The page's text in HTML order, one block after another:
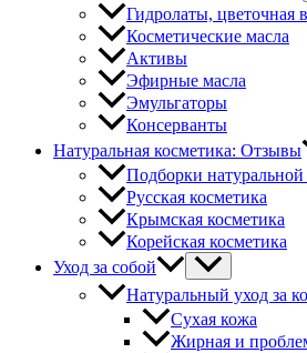
Гидролаты, цветочная
Косметические масла
Активы
Эфирные масла
Эмульгаторы
Консерванты
Натуральная косметика: Отзывы
Подборки натуральной
Русская косметика
Крымская косметика
Корейская косметика
Уход за собой
Натуральный уход за
Сухая кожа
Жирная и